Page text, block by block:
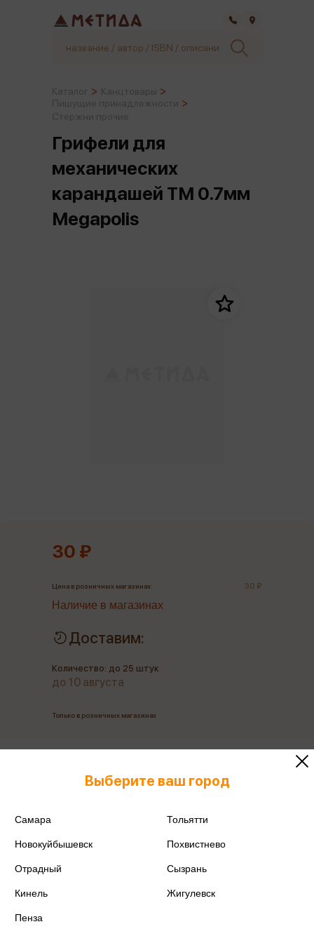
Грифели для
механических
карандашей ТМ 0.7мм
Megapolis
30 ₽
Цена в розничных магазинах: 30 ₽
Наличие в магазинах
Доставим:
Количество: до 25 штук
до 10 августа
Только в розничных магазинах
Выберите ваш город
Самара Тольятти
Новокуйбышевск Похвистнево
Отрадный Сызрань
Кинель Жигулевск
Пенза